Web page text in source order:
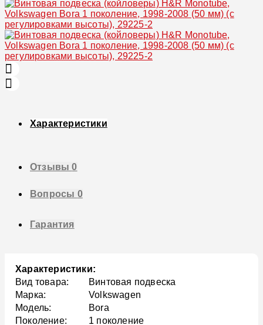
Характеристики
Отзывы0
Вопросы 0
Гарантия
Характеристики:
Вид товара:
Винтовая подвеска
Марка:
Volkswagen
Модель:
Bora
Поколение:
1 поколение